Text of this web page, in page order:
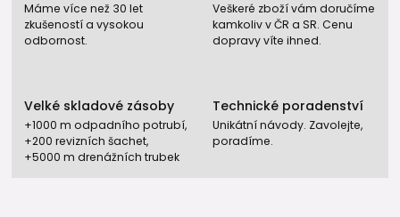
Máme více než 30 let
zkušeností a vysokou
odbornost.
Veškeré zboží vám doručíme
kamkoliv v ČR a SR. Cenu
dopravy víte ihned.
Velké skladové zásoby
+1000 m odpadního potrubí,
+200 revizních šachet,
+5000 m drenážních trubek
Technické poradenství
Unikátní návody. Zavolejte,
poradíme.